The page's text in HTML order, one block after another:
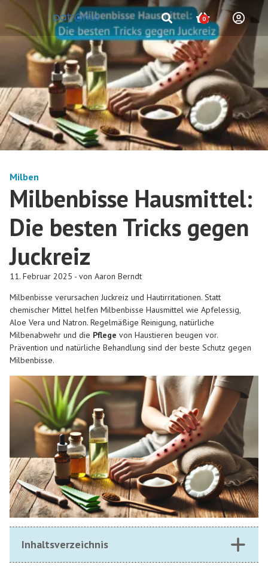
0
Milben
Milbenbisse Hausmittel:
Die besten Tricks gegen
Juckreiz
11. Februar 2025 - von Aaron Berndt
Milbenbisse verursachen Juckreiz und Hautirritationen. Statt
chemischer Mittel helfen Milbenbisse Hausmittel wie Apfelessig,
Aloe Vera und Natron. Regelmäßige Reinigung, natürliche
Milbenabwehr und die Pflege von Haustieren beugen vor.
Prävention und natürliche Behandlung sind der beste Schutz gegen
Milbenbisse.
Inhaltsverzeichnis